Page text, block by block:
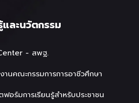
และนวัตกรรม
- สพฐ.
นคณะกรรมการการอาชีวศึกษา
อร์มการเรียนรู้สำหรับประชาชน